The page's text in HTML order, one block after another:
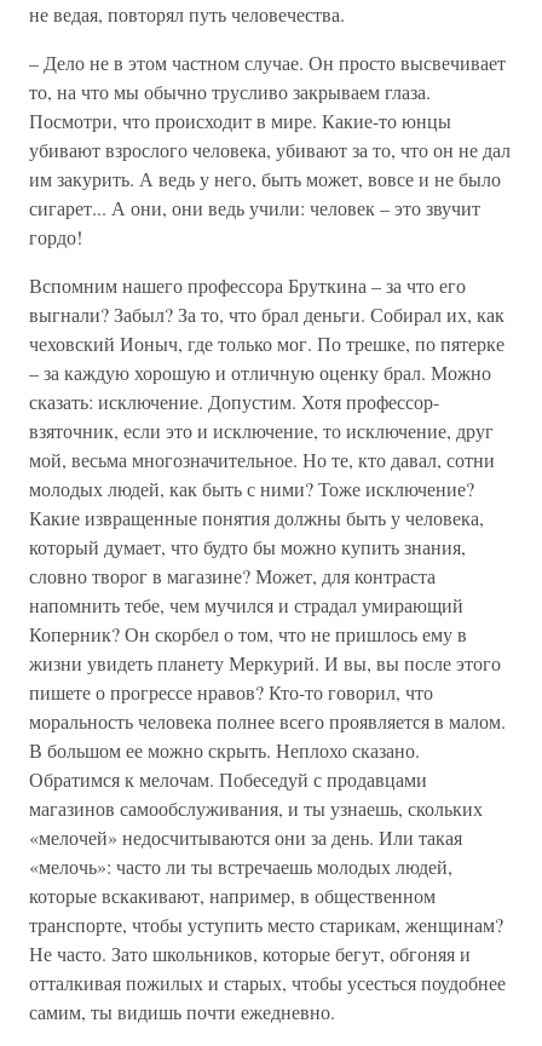
не ведая, повторял путь человечества.
– Дело не в этом частном случае. Он просто высвечивает
то, на что мы обычно трусливо закрываем глаза.
Посмотри, что происходит в мире. Какие-то юнцы
убивают взрослого человека, убивают за то, что он не дал
им закурить. А ведь у него, быть может, вовсе и не было
сигарет... А они, они ведь учили: человек – это звучит
гордо!
Вспомним нашего профессора Бруткина – за что его
выгнали? Забыл? За то, что брал деньги. Собирал их, как
чеховский Ионыч, где только мог. По трешке, по пятерке
– за каждую хорошую и отличную оценку брал. Можно
сказать: исключение. Допустим. Хотя профессор-
взяточник, если это и исключение, то исключение, друг
мой, весьма многозначительное. Но те, кто давал, сотни
молодых людей, как быть с ними? Тоже исключение?
Какие извращенные понятия должны быть у человека,
который думает, что будто бы можно купить знания,
словно творог в магазине? Может, для контраста
напомнить тебе, чем мучился и страдал умирающий
Коперник? Он скорбел о том, что не пришлось ему в
жизни увидеть планету Меркурий. И вы, вы после этого
пишете о прогрессе нравов? Кто-то говорил, что
моральность человека полнее всего проявляется в малом.
В большом ее можно скрыть. Неплохо сказано.
Обратимся к мелочам. Побеседуй с продавцами
магазинов самообслуживания, и ты узнаешь, скольких
«мелочей» недосчитываются они за день. Или такая
«мелочь»: часто ли ты встречаешь молодых людей,
которые вскакивают, например, в общественном
транспорте, чтобы уступить место старикам, женщинам?
Не часто. Зато школьников, которые бегут, обгоняя и
отталкивая пожилых и старых, чтобы усесться поудобнее
самим, ты видишь почти ежедневно.